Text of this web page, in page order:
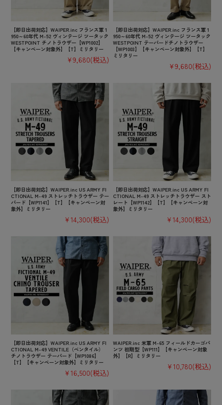
【即日出荷対応】WAIPER.inc フランス軍 1
950～60年代 M-52 ヴィンテージ ツータック
WESTPOINT チノトラウザー【WP1002】
【キャンペーン対象外】【T】ミリタリー
¥9,680(税込)
【即日出荷対応】WAIPER.inc フランス軍 1
950～60年代 M-52 ヴィンテージ ツータック
WESTPOINT テーパードチノトラウザー
【WP1003】【キャンペーン対象外】【T】
ミリタリー
¥9,680(税込)
【即日出荷対応】WAIPER.inc US ARMY FI
CTIONAL M-49 ストレッチトラウザー テー
パード【WP1141】【T】【キャンペーン対
象外】ミリタリー
¥14,300(税込)
【即日出荷対応】WAIPER.inc US ARMY FI
CTIONAL M-49 ストレッチトラウザー スト
レート【WP1142】【T】【キャンペーン対
象外】ミリタリー
¥14,300(税込)
【即日出荷対応】WAIPER.inc US ARMY FI
CTIONAL M-49 VENTILE（ベンタイル）
チノトラウザー テーパード【WP1086】
【T】【キャンペーン対象外】ミリタリー
¥16,500(税込)
WAIPER.inc 米軍 M-65 フィールドカーゴパ
ンツ 初期型【WP111】【キャンペーン対象
外】【R】ミリタリー
¥10,780(税込)